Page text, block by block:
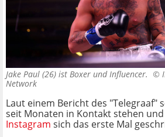
Jake Paul (26) ist Boxer und Influencer. ©
Network
Laut einem Bericht des "Telegraaf"
seit Monaten in Kontakt stehen
Instagram sich das erste Mal